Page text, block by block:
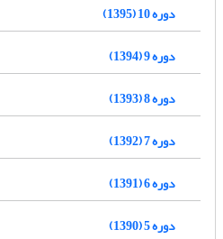
دوره 10 (1395)
دوره 9 (1394)
دوره 8 (1393)
دوره 7 (1392)
دوره 6 (1391)
دوره 5 (1390)